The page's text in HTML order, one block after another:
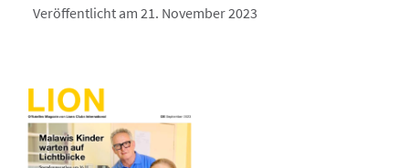
Veröffentlicht am 21. November 2023